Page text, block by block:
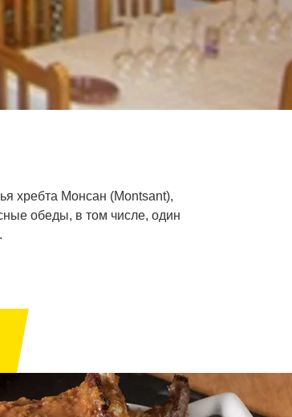
хребта Монсан (Montsant),
обеды, в том числе, один